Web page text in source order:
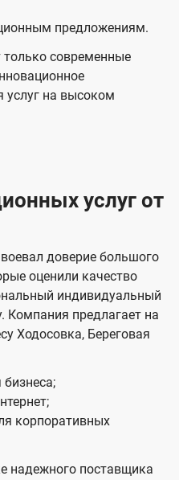
предложениям.
современные
услуг на высоком
услуг от
доверие большого
оценили качество
индивидуальный
Компания предлагает на
Ходосовка, Береговая
бизнеса;
корпоративных
надежного поставщика